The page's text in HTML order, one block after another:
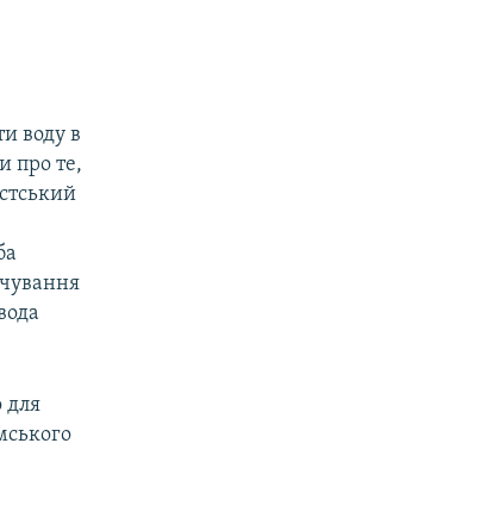
воду в
про те,
для